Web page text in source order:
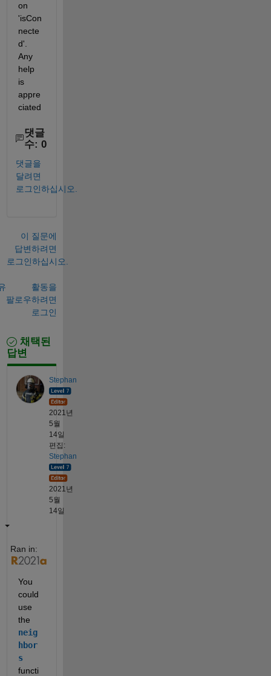
on
'isCon
necte
d'.
Any
help
is
appre
ciated
댓글
수: 0
댓글을
달려면
로그인하십시오.
이 질문에
답변하려면
로그인하십시오.
활동을
팔로우하려면
로그인
채택된
답변
Stephan
2021년
5월
14일
편집:
Stephan
2021년
5월
14일
Ran in:
You
could
use
the
neig
hbor
s
functi